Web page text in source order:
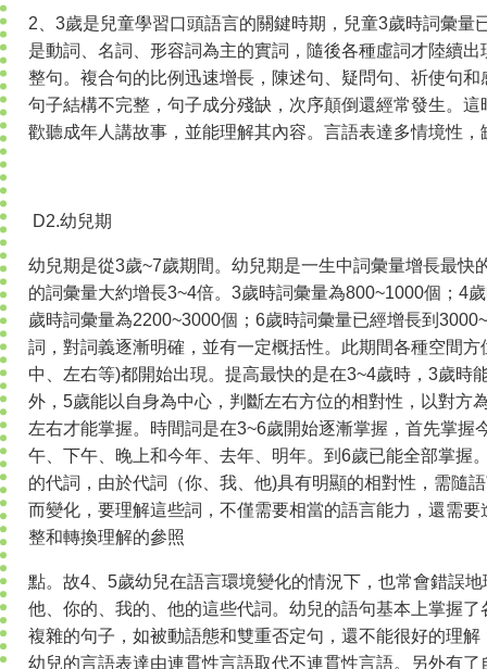
2、3歲是兒童學習口頭語言的關鍵時期，兒童3歲時詞彙量
是動詞、名詞、形容詞為主的實詞，隨後各種虛詞才陸續
整句。複合句的比例迅速增長，陳述句、疑問句、祈使句
句子結構不完整，句子成分殘缺，次序顛倒還經常發生。
歡聽成年人講故事，並能理解其內容。言語表達多情境性，
D2.幼兒期
幼兒期是從3歲~7歲期間。幼兒期是一生中詞彙量增長最快
的詞彙量大約增長3~4倍。3歲時詞彙量為800~1000個；4
歲時詞彙量為2200~3000個；6歲時詞彙量已經增長到
詞，對詞義逐漸明確，並有一定概括性。此期間各種空間
中、左右等)都開始出現。提高最快的是在3~4歲時，3歲時
外，5歲能以自身為中心，判斷左右方位的相對性，以對方
左右才能掌握。時間詞是在3~6歲開始逐漸掌握，首先掌握
午、下午、晚上和今年、去年、明年。到6歲已能全部掌握
的代詞，由於代詞（你、我、他)具有明顯的相對性，需隨
而變化，要理解這些詞，不僅需要相當的語言能力，還需
整和轉換理解的參照
點。故4、5歲幼兒在語言環境變化的情況下，也常會錯誤
他、你的、我的、他的這些代詞。幼兒的語句基本上掌握
複雜的句子，如被動語態和雙重否定句，還不能很好的理
幼兒的言語表達由連貫性言語取代不連貫性言語。另外有